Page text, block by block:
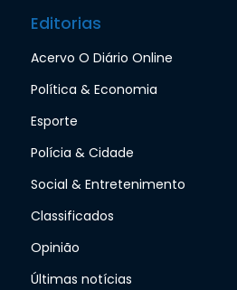
Editorias
Acervo O Diário Online
Política & Economia
Esporte
Polícia & Cidade
Social & Entretenimento
Classificados
Opinião
Últimas notícias